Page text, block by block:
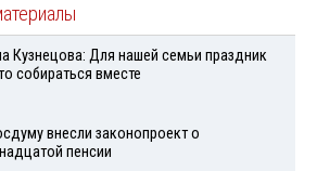
Кузнецова: Для нашей семьи праздник
собираться вместе
внесли законопроект о
пенсии